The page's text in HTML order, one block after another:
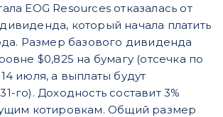
EOG Resources отказалась от
который начала платить
Размер базового дивиденда
$0,825 на бумагу (отсечка по
июля, а выплаты будут
31-го). Доходность составит 3%
котировкам. Общий размер